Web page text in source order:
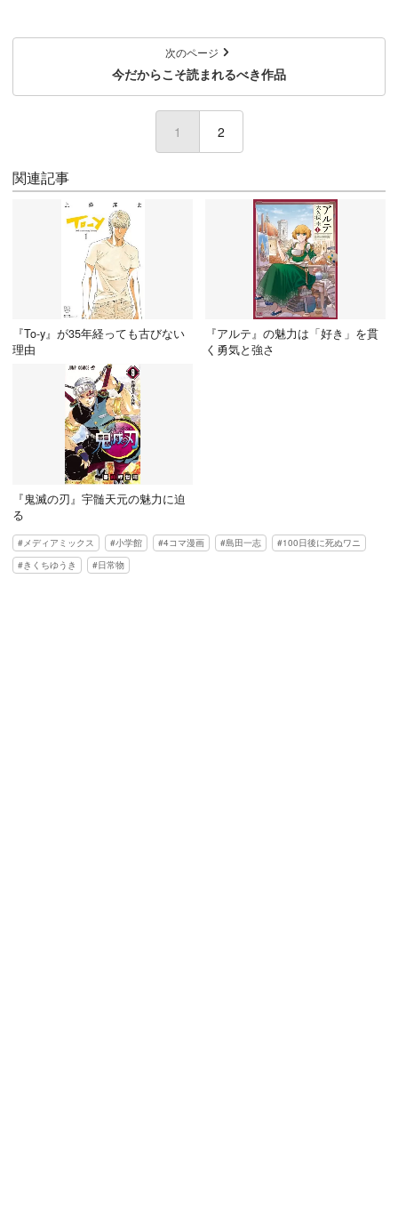
次のページ
今だからこそ読まれるべき作品
1 (current)
2
関連記事
『To-y』が35年経っても古びない
理由
『アルテ』の魅力は「好き」を貫
く勇気と強さ
『鬼滅の刃』宇髄天元の魅力に迫
る
メディアミックス 小学館 4コマ漫画 島田一志
100日後に死ぬワニ
きくちゆうき
日常物